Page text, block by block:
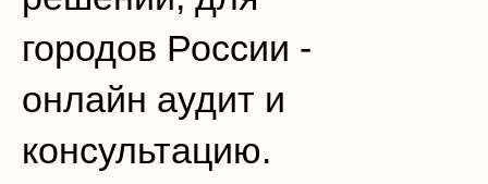
городов России -
онлайн аудит и
консультацию.